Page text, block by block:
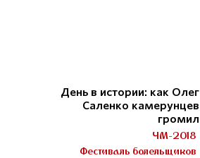
День в истории: как Олег
Саленко камерунцев
громил
ЧМ-2018
Фестиваль болельщиков